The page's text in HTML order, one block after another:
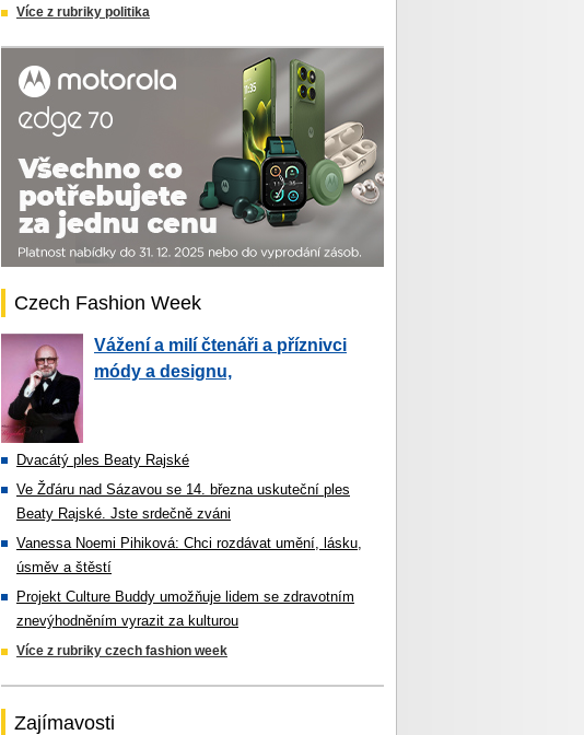
Více z rubriky politika
Czech Fashion Week
Vážení a milí čtenáři a příznivci
módy a designu,
Dvacátý ples Beaty Rajské
Ve Žďáru nad Sázavou se 14. března uskuteční ples
Beaty Rajské. Jste srdečně zváni
Vanessa Noemi Pihiková: Chci rozdávat umění, lásku,
úsměv a štěstí
Projekt Culture Buddy umožňuje lidem se zdravotním
znevýhodněním vyrazit za kulturou
Více z rubriky czech fashion week
Zajímavosti